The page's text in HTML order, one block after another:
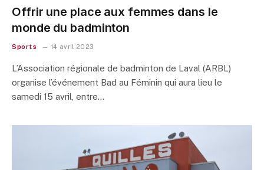
Offrir une place aux femmes dans le
monde du badminton
Sports 14 avril 2023
L’Association régionale de badminton de Laval (ARBL)
organise l’événement Bad au Féminin qui aura lieu le
samedi 15 avril, entre…